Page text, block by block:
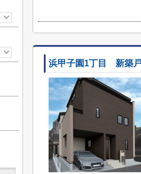
浜甲子園1丁目 新築